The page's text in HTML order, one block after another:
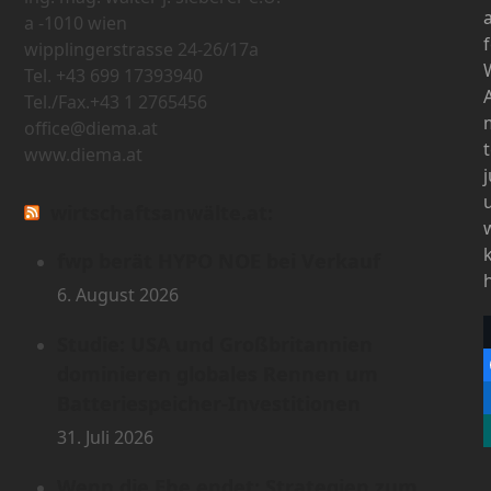
a -1010 wien
wipplingerstrasse 24-26/17a
Tel. +43 699 17393940
Tel./Fax.+43 1 2765456
office@diema.at
www.diema.at
6. August 2026
31. Juli 2026